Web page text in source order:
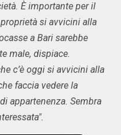
È importante per il
si avvicini alla
a Bari sarebbe
male, dispiace.
c’è oggi si avvicini alla
faccia vedere la
appartenenza. Sembra